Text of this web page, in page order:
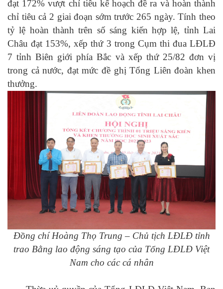
đạt 172% vượt chỉ tiêu kế hoạch đề ra và hoàn thành
chỉ tiêu cả 2 giai đoạn sớm trước 265 ngày. Tính theo
tỷ lệ hoàn thành trên số sáng kiến hợp lệ, tỉnh Lai
Châu đạt 153%, xếp thứ 3 trong Cụm thi đua LĐLĐ
7 tỉnh Biên giới phía Bắc và xếp thứ 25/82 đơn vị
trong cả nước, đạt mức đề ghị Tổng Liên đoàn khen
thưởng.
Đồng chí Hoàng Thọ Trung – Chủ tịch LĐLĐ tỉnh
trao Bằng lao động sáng tạo của Tổng LĐLĐ Việt
Nam cho các cá nhân